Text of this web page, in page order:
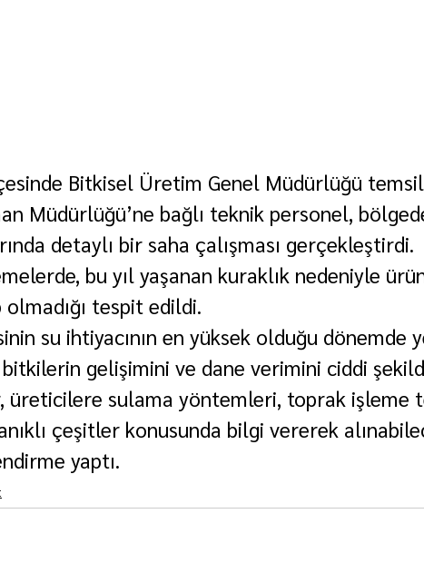
Bitkisel Üretim Genel Müdürlüğü
Müdürlüğü’ne bağlı teknik personel,
detaylı bir saha çalışması gerçekleştirdi.
bu yıl yaşanan kuraklık nedeniyle
tespit edildi.
su ihtiyacının en yüksek olduğu dönemde
bitkilerin gelişimini ve dane verimini ciddi
üreticilere sulama yöntemleri, toprak işleme
çeşitler konusunda bilgi vererek
yaptı.